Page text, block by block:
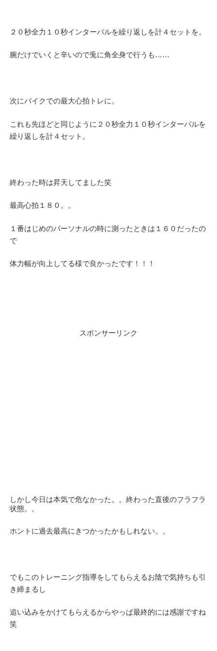
２０秒全力１０秒インターバルを繰り返しを計４セットを。
腕だけでいくと辛いので兎に角全身で行うも……
次にバイクでの最大心拍トレに。
これも先ほどと同じように２０秒全力１０秒インターバルを
繰り返しを計４セット。
終わった時は昇天してました笑
最高心拍１８０。。
１番はじめのパーソナルの時に測ったときは１６０だったの
で
体力幅が向上してる様で良かったです！！！
スポンサーリンク
しかし今日は本気で危なかった。。終わった直後のフラフラ
状態。。
ホントに過去最高にきつかったかもしれない。。
でもこのトレーニング指導をしてもらえるお陰で気持ちも引
き締まるし
追い込みをかけてもらえるからやっぱ最終的には感謝ですね
笑